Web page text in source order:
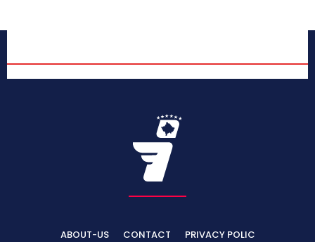
ABOUT-US CONTACT
PRIVACY POLIC